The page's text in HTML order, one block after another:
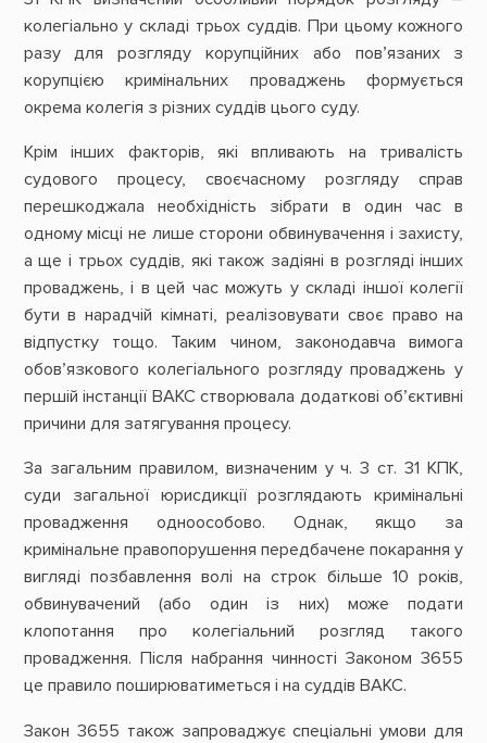
колегіально у складі трьох суддів. При цьому кожного
разу для розгляду корупційних або пов’язаних з
корупцією кримінальних проваджень формується
окрема колегія з різних суддів цього суду.
Крім інших факторів, які впливають на тривалість
судового процесу, своєчасному розгляду справ
перешкоджала необхідність зібрати в один час в
одному місці не лише сторони обвинувачення і захисту,
а ще і трьох суддів, які також задіяні в розгляді інших
проваджень, і в цей час можуть у складі іншої колегії
бути в нарадчій кімнаті, реалізовувати своє право на
відпустку тощо. Таким чином, законодавча вимога
обов’язкового колегіального розгляду проваджень у
першій інстанції ВАКС створювала додаткові об’єктивні
причини для затягування процесу.
За загальним правилом, визначеним у ч. 3 ст. 31 КПК,
суди загальної юрисдикції розглядають кримінальні
провадження одноособово. Однак, якщо за
кримінальне правопорушення передбачене покарання у
вигляді позбавлення волі на строк більше 10 років,
обвинувачений (або один із них) може подати
клопотання про колегіальний розгляд такого
провадження. Після набрання чинності Законом 3655
це правило поширюватиметься і на суддів ВАКС.
Закон 3655 також запроваджує спеціальні умови для